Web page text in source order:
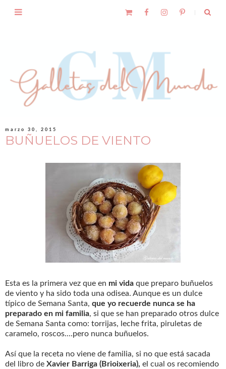
marzo 30, 2015
BUÑUELOS DE VIENTO
Esta es la primera vez que en mi vida que preparo buñuelos
de viento y ha sido toda una odisea. Aunque es un dulce
típico de Semana Santa, que yo recuerde nunca se ha
preparado en mi familia, si que se han preparado otros dulce
de Semana Santa como: torrijas, leche frita, piruletas de
caramelo, roscos....pero nunca buñuelos.
Así que la receta no viene de familia, si no que está sacada
del libro de Xavier Barriga (Brioixeria), el cual os recomiendo